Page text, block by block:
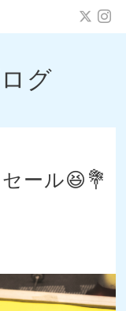
グ
ール😆💐